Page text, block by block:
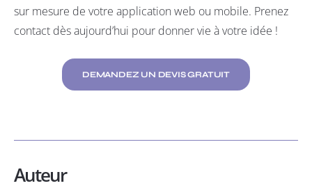
sur mesure de votre application web ou mobile. Prenez
contact dès aujourd’hui pour donner vie à votre idée !
DEMANDEZ UN DEVIS GRATUIT
Auteur